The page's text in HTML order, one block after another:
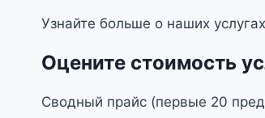
Узнайте больше о наших
Оцените стоимость
Сводный прайс (первые 20